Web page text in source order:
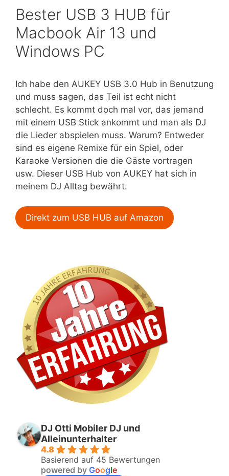
Bester USB 3 HUB für
Macbook Air 13 und
Windows PC
Ich habe den AUKEY USB 3.0 Hub in Benutzung
und muss sagen, das Teil ist echt nicht
schlecht. Es kommt doch mal vor, das jemand
mit einem USB Stick ankommt und man als DJ
die Lieder abspielen muss. Warum? Entweder
sind es eigene Remixe für ein Spiel, oder
Karaoke Versionen die die Gäste vortragen
usw. Dieser USB Hub von AUKEY hat sich in
meinem DJ Alltag bewährt.
Direkt zum USB HUB auf Amazon
DJ Otti Mobiler DJ und
Alleinunterhalter
4.8
Basierend auf 45 Bewertungen
powered by Google